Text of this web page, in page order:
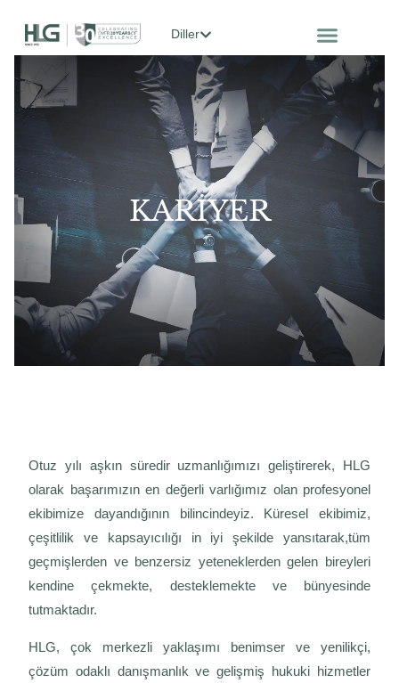
Diller
KARIYER
Otuz yılı aşkın süredir uzmanlığımızı geliştirerek, HLG
olarak başarımızın en değerli varlığımız olan profesyonel
ekibimize dayandığının bilincindeyiz. Küresel ekibimiz,
çeşitlilik ve kapsayıcılığı in iyi şekilde yansıtarak,tüm
geçmişlerden ve benzersiz yeteneklerden gelen bireyleri
kendine çekmekte, desteklemekte ve bünyesinde
tutmaktadır.
HLG, çok merkezli yaklaşımı benimser ve yenilikçi,
çözüm odaklı danışmanlık ve gelişmiş hukuki hizmetler